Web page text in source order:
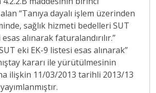
“Tanıya dayalı işlem üzerinden
sağlık hizmeti bedelleri SUT
alınarak faturalandırılır.”
eki EK-9 listesi esas alınarak”
kararı ile yürütülmesinin
ilişkin 11/03/2013 tarihli 2013/13